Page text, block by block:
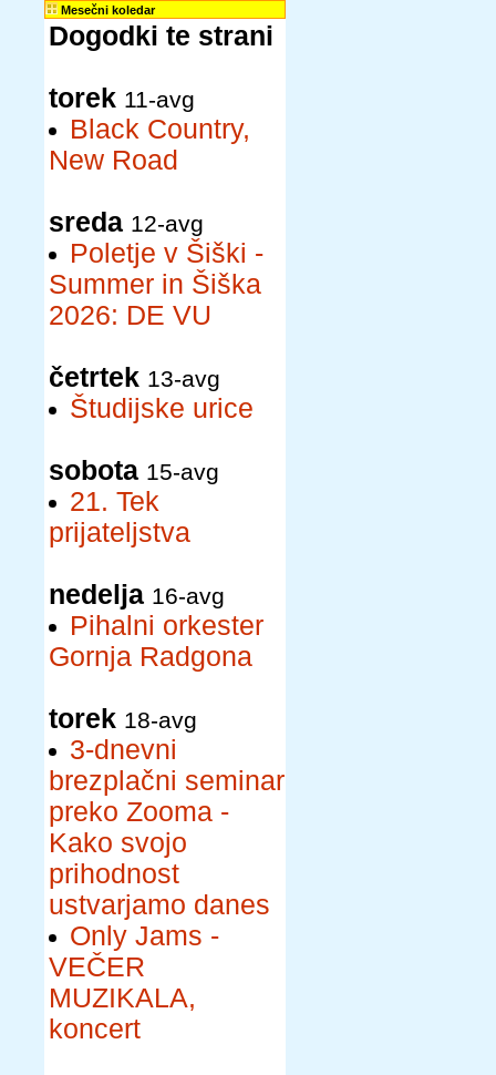
Mesečni koledar
Dogodki te strani
torek 11-avg
Black Country,
New Road
sreda 12-avg
Poletje v Šiški -
Summer in Šiška
2026: DE VU
četrtek 13-avg
Študijske urice
sobota 15-avg
21. Tek
prijateljstva
nedelja 16-avg
Pihalni orkester
Gornja Radgona
torek 18-avg
3-dnevni
brezplačni seminar
preko Zooma -
Kako svojo
prihodnost
ustvarjamo danes
Only Jams -
VEČER
MUZIKALA,
koncert